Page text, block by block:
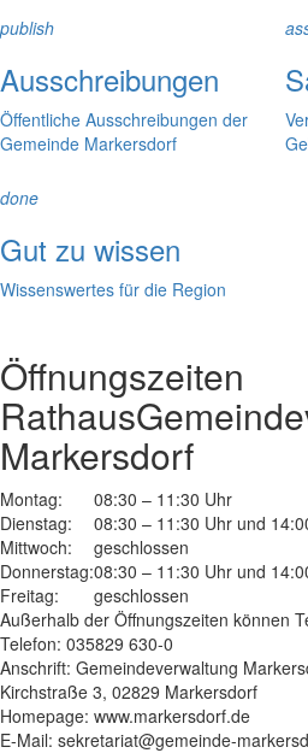
publish
Ausschreibungen
Öffentliche Ausschreibungen der
Gemeinde Markersdorf
done
Gut zu wissen
Wissenswertes für die Region
Öffnungszeiten
Rathaus
Markersdorf
Montag:
08:30 – 11:30 Uhr
Dienstag:
08:30 – 11:30 Uhr und
Mittwoch:
geschlossen
Donnerstag:08:30 – 11:30 Uhr und
Freitag:
geschlossen
Außerhalb der Öffnungszeiten können
Telefon: 035829 630-0
Anschrift: Gemeindeverwaltung
Kirchstraße 3, 02829 Markersdorf
Homepage: www.markersdorf.de
E-Mail: sekretariat@gemeinde-